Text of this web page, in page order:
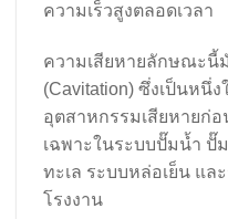
ความเร็วสูงตลอดเวลา
ความเสียหายลักษณะนี้มั
(Cavitation) ซึ่งเป็นหนึ่
อุตสาหกรรมเสียหายก่อ
เฉพาะในระบบปั๊มน้ำ ปั๊
ทะเล ระบบหล่อเย็น แล
โรงงาน